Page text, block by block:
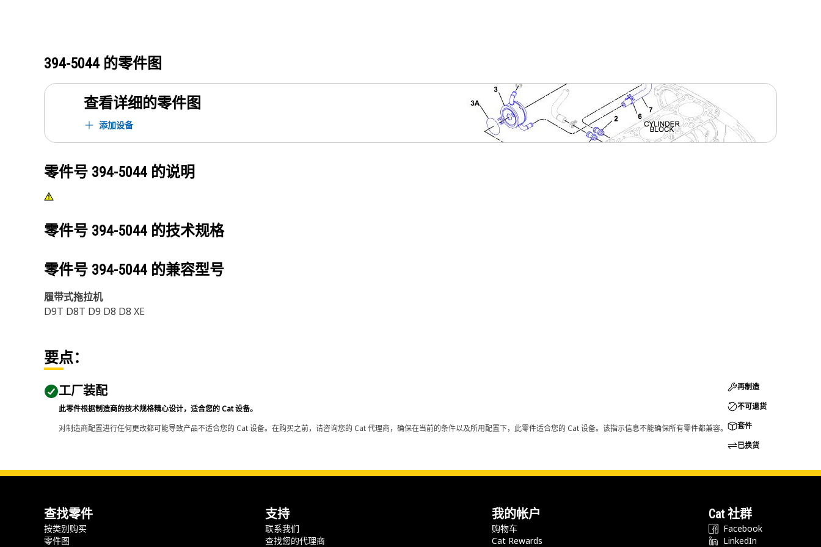
394-5044 的零件图
查看详细的零件图
添加设备
零件号 394-5044 的说明
零件号 394-5044 的技术规格
零件号 394-5044 的兼容型号
履带式拖拉机
D9T D8T D9 D8 D8 XE
要点：
工厂装配
此零件根据制造商的技术规格精心设计，适合您的 Cat 设备。
对制造商配置进行任何更改都可能导致产品不适合您的 Cat 设备。在购买之前，请咨询您的 Cat 代理商，确保在当前的条件以及所用配置下，此零件适合您的 Cat 设备。该指示信息不能确保所有零件都兼容。
再制造
不可退货
套件
已换货
查找零件
按类别购买
零件图
支持
联系我们
查找您的代理商
我的帐户
购物车
Cat Rewards
Cat 社群
Facebook
LinkedIn